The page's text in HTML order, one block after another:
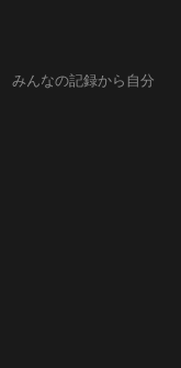
みんなの記録から自分